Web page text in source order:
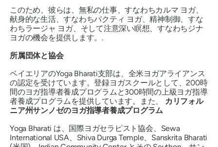
このため、彼らは、無私の仕事、すなわちカルマ ヨガ、
献身的な生活、すなわちバクティ ヨガ、精神制御、すな
わちラージャ ヨガ、そして注意深い瞑想、すなわちジナ
ヨガの機会を提供します。.
所属団体と協会
ベイエリアのYoga Bharati支部は、全米ヨガアライアンス
の認定を受けています。登録ヨガスクールとして、200時
間のヨガ指導者養成プログラムと300時間の上級ヨガ指導
者養成プログラムを提供しています。また、 カリフォル
ニア州サンノゼのヨガ指導者養成プログラム
Yoga Bharati は、国際ヨガセラピスト協会、Sewa
International USA、Shiva Durga Temple、Sanskrita Bharati